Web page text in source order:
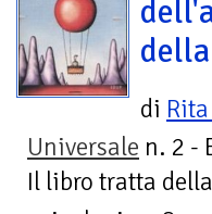
di
Universale n. 2 -
Il libro tratta